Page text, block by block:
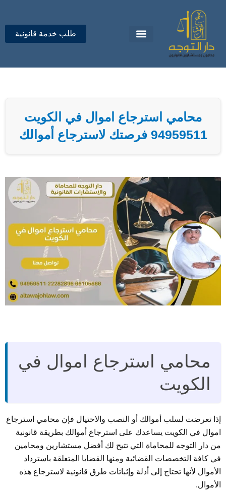
المحتوى
طلب خدمة قانونية
محامي استرجاع اموال في الكويت
94959511 فرصتك لاسترجاع أموالك
محامي استرجاع اموال في
الكويت
إذا تعرضت لسلب أموالك أو النصب والاحتيال فإن محامي استرجاع
اموال في الكويت يساعدك على استرجاع أموالك بطريقة قانونية
من دار التوجه للمحاماة التي تتيح لك أفضل مستشارين ومحامين
في كافة التخصصات القضائية ومنها القضايا المتعلقة باسترداد
الأموال لأنها تحتاج إلى أدلة وإثباتات طرق قانونية لاسترجاع هذه
الأموال.